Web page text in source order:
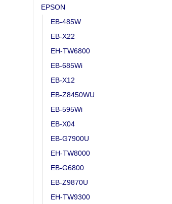
EPSON
EB-485W
EB-X22
EH-TW6800
EB-685Wi
EB-X12
EB-Z8450WU
EB-595Wi
EB-X04
EB-G7900U
EH-TW8000
EB-G6800
EB-Z9870U
EH-TW9300